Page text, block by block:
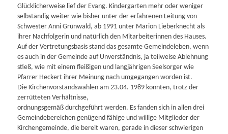
Glücklicherweise lief der Evang. Kindergarten mehr oder weniger
selbständig weiter wie bisher unter der erfahrenen Leitung von
Schwester Anni Grünwald, ab 1991 unter Marion Lieberknecht als
ihrer Nachfolgerin und natürlich den Mitarbeiterinnen des Hauses.
Auf der Vertretungsbasis stand das gesamte Gemeindeleben, wenn
es auch in der Gemeinde auf Unverständnis, ja teilweise Ablehnung
stieß, wie mit einem fleißigen und langjährigen Seelsorger wie
Pfarrer Heckert ihrer Meinung nach umgegangen worden ist.
Die Kirchenvorstandswahlen am 23.04. 1989 konnten, trotz der
zerrütteten Verhältnisse,
ordnungsgemäß durchgeführt werden. Es fanden sich in allen drei
Gemeindebereichen genügend fähige und willige Mitglieder der
Kirchengemeinde, die bereit waren, gerade in dieser schwierigen